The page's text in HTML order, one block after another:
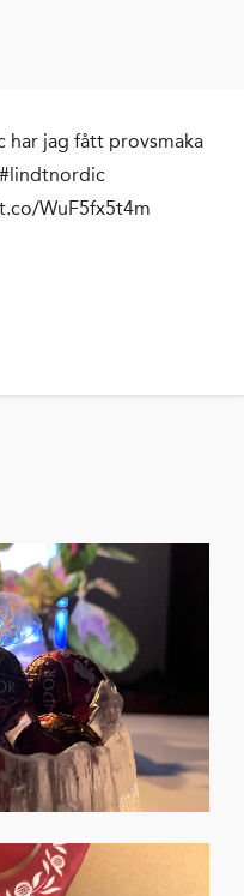
har jag fått provsmaka
WuF5fx5t4m